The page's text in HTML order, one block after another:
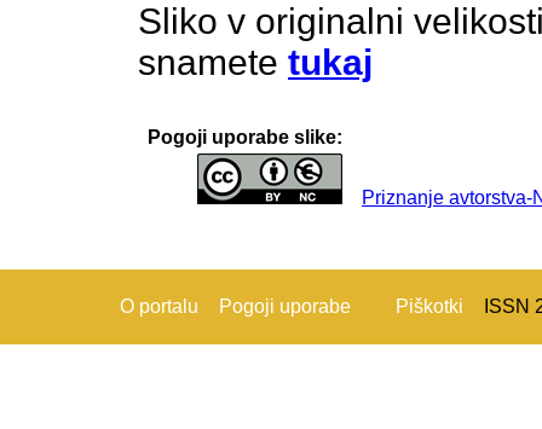
Sliko v originalni
snamete tukaj
Pogoji uporabe slike:
Priznanje avtorstva-
O portalu Pogoji uporabe Piškotki ISSN